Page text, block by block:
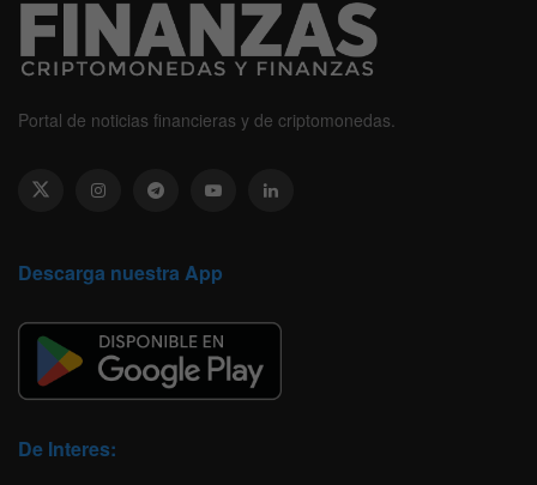
Portal de noticias financieras y de criptomonedas.
Descarga nuestra App
De Interes: